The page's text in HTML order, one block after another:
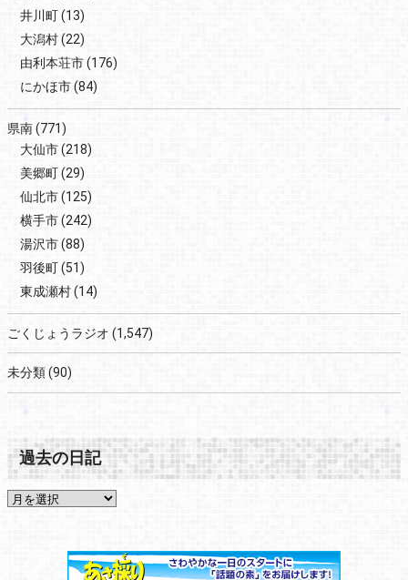
井川町(13)
大潟村(22)
由利本荘市(176)
にかほ市(84)
県南(771)
大仙市(218)
美郷町(29)
仙北市(125)
横手市(242)
湯沢市(88)
羽後町(51)
東成瀬村(14)
ごくじょうラジオ (1,547)
未分類(90)
過去の日記